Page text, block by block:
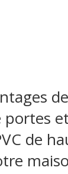
de
portes
de